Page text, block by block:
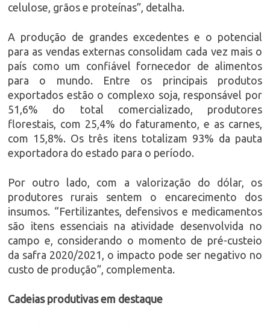
celulose, grãos e proteínas”, detalha.
A produção de grandes excedentes e o potencial
para as vendas externas consolidam cada vez mais o
país como um confiável fornecedor de alimentos
para o mundo. Entre os principais produtos
exportados estão o complexo soja, responsável por
51,6% do total comercializado, produtores
florestais, com 25,4% do faturamento, e as carnes,
com 15,8%. Os três itens totalizam 93% da pauta
exportadora do estado para o período.
Por outro lado, com a valorização do dólar, os
produtores rurais sentem o encarecimento dos
insumos. “Fertilizantes, defensivos e medicamentos
são itens essenciais na atividade desenvolvida no
campo e, considerando o momento de pré-custeio
da safra 2020/2021, o impacto pode ser negativo no
custo de produção”, complementa.
Cadeias produtivas em destaque